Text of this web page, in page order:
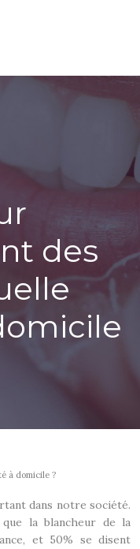
des
à domicile ?
dans notre société.
la blancheur de la
et 50% se disent